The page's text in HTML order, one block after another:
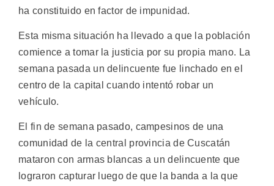
ha constituido en factor de impunidad.
Esta misma situación ha llevado a que la población
comience a tomar la justicia por su propia mano. La
semana pasada un delincuente fue linchado en el
centro de la capital cuando intentó robar un
vehículo.
El fin de semana pasado, campesinos de una
comunidad de la central provincia de Cuscatán
mataron con armas blancas a un delincuente que
lograron capturar luego de que la banda a la que